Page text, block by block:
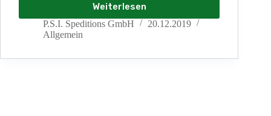
WeiterlesenSpendenaktion
2019
P.S.I. Speditions GmbH
20.12.2019
Allgemein